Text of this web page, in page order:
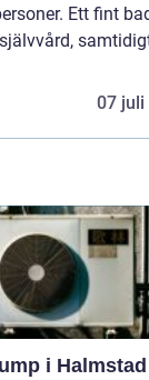
Ett fint
07 juli
i